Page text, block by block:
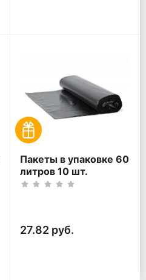
Пакеты в упаковке 60
литров 10 шт.
(10шт*1рул)
27.82 руб.